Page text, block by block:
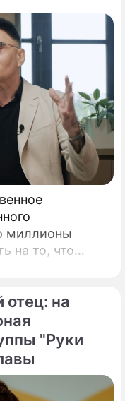
миллионы
на то, что
главного
Жаров
острый
отец: на
"Руки